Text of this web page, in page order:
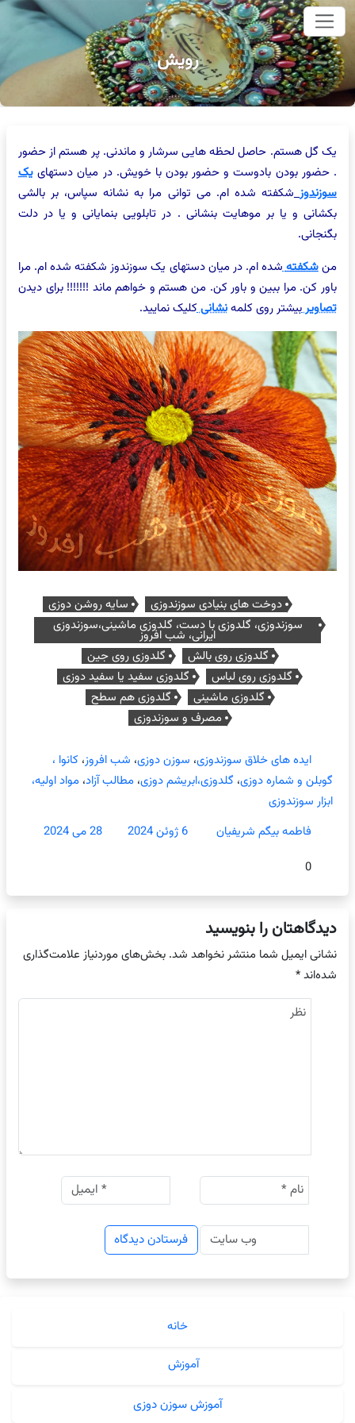
اصلی
رویش
یک گل هستم. حاصل لحظه هایی سرشار و ماندنی. پر هستم از حضور
. حضور بودن بادوست و حضور بودن با خویش. در میان دستهای یک
سوزندوز شکفته شده ام. می توانی مرا به نشانه سپاس، بر بالشی
بکشانی و یا بر موهایت بنشانی . در تابلویی بنمایانی و یا در دلت
بگنجانی.
منشکفتهشده ام. در میان دستهای یک سوزندوز شکفته شده ام. مرا
باور کن. مرا ببین و باور کن. من هستم و خواهم ماند !!!!!!! برای دیدن
تصاویربیشتر روی کلمهنشانیکلیک نمایید.
دوخت های بنیادی سوزندوزی
سایه روشن دوزی
سوزندوزی، گلدوزی با دست، گلدوزی ماشینی،سوزندوزی
ایرانی، شب افروز
گلدوزی روی بالش
گلدوزی روی جین
گلدوزی روی لباس
گلدوزی سفید یا سفید دوزی
گلدوزی ماشینی
گلدوزی هم سطح
مصرف و سوزندوزی
ایده های خلاق سوزندوزی، سوزن دوزی، شب افروز،کانوا ،
گوبلن و شماره دوزی،گلدوزی،ابریشم دوزی،مطالب آزاد،مواد اولیه،
ابزار سوزندوزی
فاطمه بیگم شریفیان
6 ژوئن 2024
28 می 2024
0
دیدگاهتان را بنویسید
نشانی ایمیل شما منتشر نخواهد شد. بخش‌های موردنیاز علامت‌گذاری
شده‌اند*
خانه
آموزش
آموزش سوزن دوزی